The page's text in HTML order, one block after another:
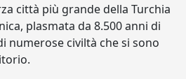
città più grande della Turchia
plasmata da 8.500 anni di
numerose civiltà che si sono